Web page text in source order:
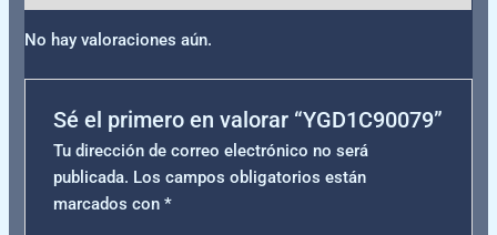
No hay valoraciones aún.
Sé el primero en valorar “YGD1C90079”
Tu dirección de correo electrónico no será
publicada. Los campos obligatorios están
marcados con *